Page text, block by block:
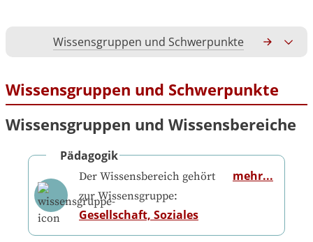
Wissensgruppen und Schwerpunkte
Wissensgruppen und Schwerpunkte
Wissensgruppen und Wissensbereiche
Pädagogik
Der Wissensbereich gehört
zur Wissensgruppe:
Gesellschaft, Soziales
mehr...